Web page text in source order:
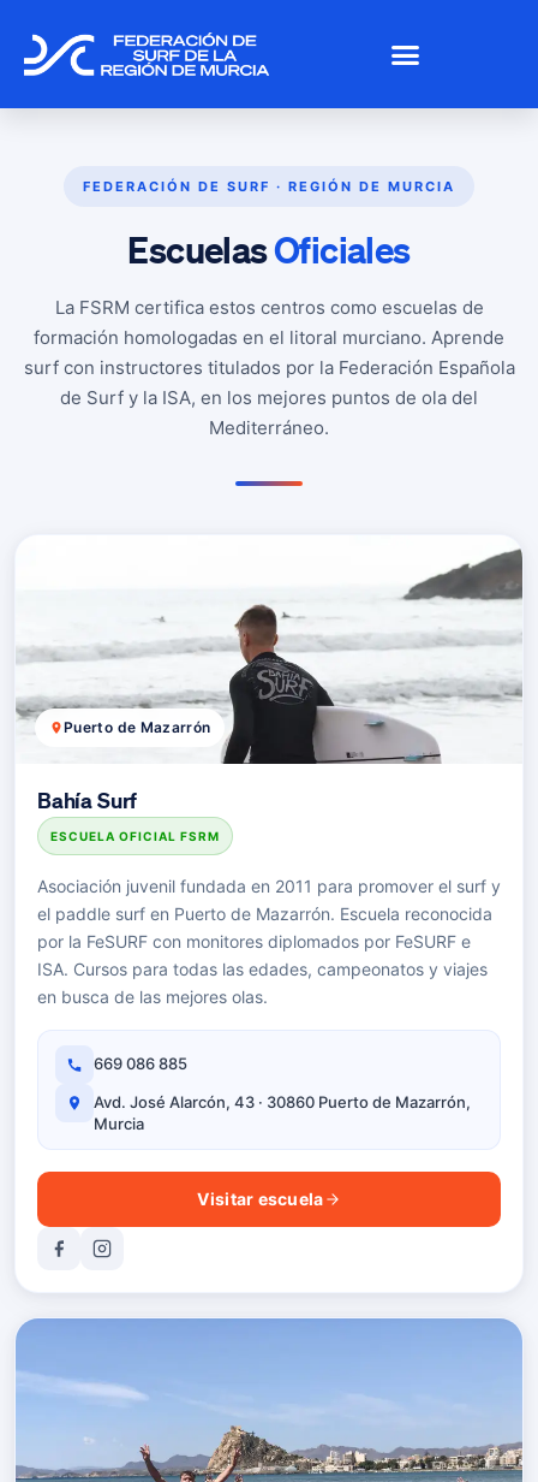
FEDERACIÓN DE SURF · REGIÓN DE MURCIA
EscuelasOficiales
La FSRM certifica estos centros como escuelas de
formación homologadas en el litoral murciano. Aprende
surf con instructores titulados por la Federación Española
de Surf y la ISA, en los mejores puntos de ola del
Mediterráneo.
Puerto de Mazarrón
Bahía Surf
ESCUELA OFICIAL FSRM
Asociación juvenil fundada en 2011 para promover el surf y
el paddle surf en Puerto de Mazarrón. Escuela reconocida
por la FeSURF con monitores diplomados por FeSURF e
ISA. Cursos para todas las edades, campeonatos y viajes
en busca de las mejores olas.
669 086 885
Avd. José Alarcón, 43 · 30860 Puerto de Mazarrón,
Murcia
Visitar escuela